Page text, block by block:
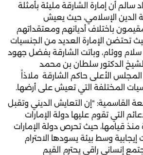
سالم أن إمارة الشارقة مليئة بأمثلة
الإسلامي، حيث يعيش
باختلاف أديانهم ومعتقداتهم
تحتضن الإمارة العديد من الجنسيات
ووئام، وباتت الشارقة بفضل جهود
الدكتور سلطان بن محمد
الأعلى حاكم الشارقة ملاذاً
المختلفة التي تعيش على أرضها.
القاسمية: "إن التعايش الديني وتقبل
التي تقوم عليها دولة الإمارات
منذ قيامها، حيث تحرص دولة الإمارات
إيجابية وسط بيئة يسودها الاحترام
إنساني راقي يحترم القيم